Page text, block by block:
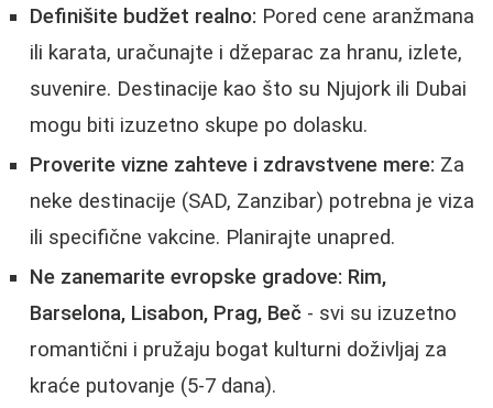
Definišite budžet realno: Pored cene aranžmana
ili karata, uračunajte i džeparac za hranu, izlete,
suvenire. Destinacije kao što su Njujork ili Dubai
mogu biti izuzetno skupe po dolasku.
Proverite vizne zahteve i zdravstvene mere: Za
neke destinacije (SAD, Zanzibar) potrebna je viza
ili specifične vakcine. Planirajte unapred.
Ne zanemarite evropske gradove: Rim,
Barselona, Lisabon, Prag, Beč - svi su izuzetno
romantični i pružaju bogat kulturni doživljaj za
kraće putovanje (5-7 dana).